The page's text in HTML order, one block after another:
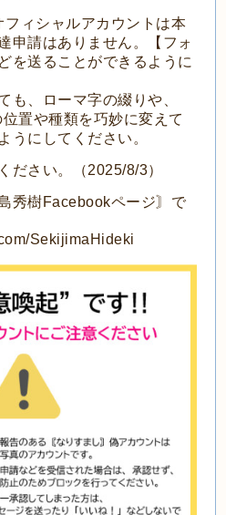
ィシャルアカウントは本
申請はありません。【フォ
を送ることができるように
も、ローマ字の綴りや、
位置や種類を巧妙に変えて
うにしてください。
ださい。（2025/8/3）
秀樹Facebookページ〙で
SekijimaHideki